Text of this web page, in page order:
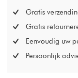
Gratis
Gratis
Eenvoudig uw
Persoonlijk